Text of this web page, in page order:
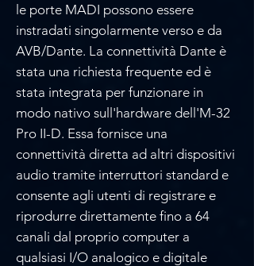
le porte MADI possono essere
instradati singolarmente verso e da
AVB/Dante. La connettività Dante è
stata una richiesta frequente ed è
stata integrata per funzionare in
modo nativo sull'hardware dell'M-32
Pro II-D. Essa fornisce una
connettività diretta ad altri dispositivi
audio tramite interruttori standard e
consente agli utenti di registrare e
riprodurre direttamente fino a 64
canali dal proprio computer a
qualsiasi I/O analogico e digitale